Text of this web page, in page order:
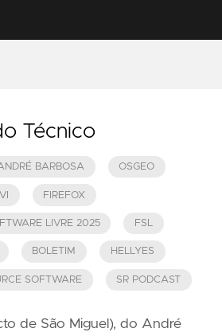
Técnico
BARBOSA OSGEO
FIREFOX
LIVRE 2025 FSL
BOLETIM HELLYES
SOFTWARE SR PODCAST
de São Miguel), do André